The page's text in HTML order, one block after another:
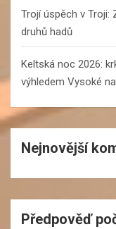
Trojí úspěch v Troji:
druhů hadů
Keltská noc 2026:
výhledem Vysoké
Nejnovější
Předpověď